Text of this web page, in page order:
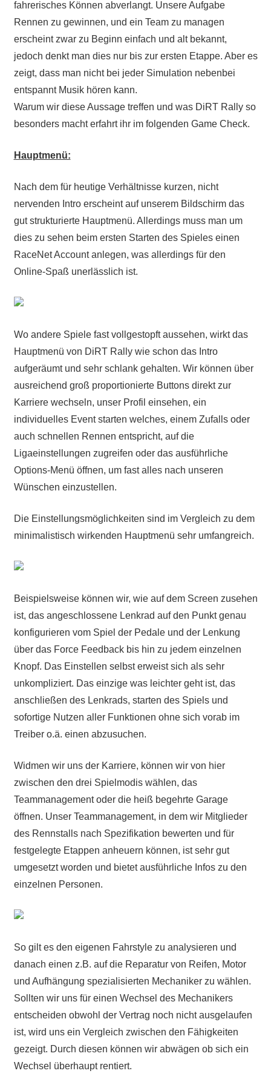
fahrerisches Können abverlangt. Unsere Aufgabe
Rennen zu gewinnen, und ein Team zu managen
erscheint zwar zu Beginn einfach und alt bekannt,
jedoch denkt man dies nur bis zur ersten Etappe. Aber es
zeigt, dass man nicht bei jeder Simulation nebenbei
entspannt Musik hören kann.
Warum wir diese Aussage treffen und was DiRT Rally so
besonders macht erfahrt ihr im folgenden Game Check.
Hauptmenü:
Nach dem für heutige Verhältnisse kurzen, nicht
nervenden Intro erscheint auf unserem Bildschirm das
gut strukturierte Hauptmenü. Allerdings muss man um
dies zu sehen beim ersten Starten des Spieles einen
RaceNet Account anlegen, was allerdings für den
Online-Spaß unerlässlich ist.
Wo andere Spiele fast vollgestopft aussehen, wirkt das
Hauptmenü von DiRT Rally wie schon das Intro
aufgeräumt und sehr schlank gehalten. Wir können über
ausreichend groß proportionierte Buttons direkt zur
Karriere wechseln, unser Profil einsehen, ein
individuelles Event starten welches, einem Zufalls oder
auch schnellen Rennen entspricht, auf die
Ligaeinstellungen zugreifen oder das ausführliche
Options-Menü öffnen, um fast alles nach unseren
Wünschen einzustellen.
Die Einstellungsmöglichkeiten sind im Vergleich zu dem
minimalistisch wirkenden Hauptmenü sehr umfangreich.
Beispielsweise können wir, wie auf dem Screen zusehen
ist, das angeschlossene Lenkrad auf den Punkt genau
konfigurieren vom Spiel der Pedale und der Lenkung
über das Force Feedback bis hin zu jedem einzelnen
Knopf. Das Einstellen selbst erweist sich als sehr
unkompliziert. Das einzige was leichter geht ist, das
anschließen des Lenkrads, starten des Spiels und
sofortige Nutzen aller Funktionen ohne sich vorab im
Treiber o.ä. einen abzusuchen.
Widmen wir uns der Karriere, können wir von hier
zwischen den drei Spielmodis wählen, das
Teammanagement oder die heiß begehrte Garage
öffnen. Unser Teammanagement, in dem wir Mitglieder
des Rennstalls nach Spezifikation bewerten und für
festgelegte Etappen anheuern können, ist sehr gut
umgesetzt worden und bietet ausführliche Infos zu den
einzelnen Personen.
So gilt es den eigenen Fahrstyle zu analysieren und
danach einen z.B. auf die Reparatur von Reifen, Motor
und Aufhängung spezialisierten Mechaniker zu wählen.
Sollten wir uns für einen Wechsel des Mechanikers
entscheiden obwohl der Vertrag noch nicht ausgelaufen
ist, wird uns ein Vergleich zwischen den Fähigkeiten
gezeigt. Durch diesen können wir abwägen ob sich ein
Wechsel überhaupt rentiert.